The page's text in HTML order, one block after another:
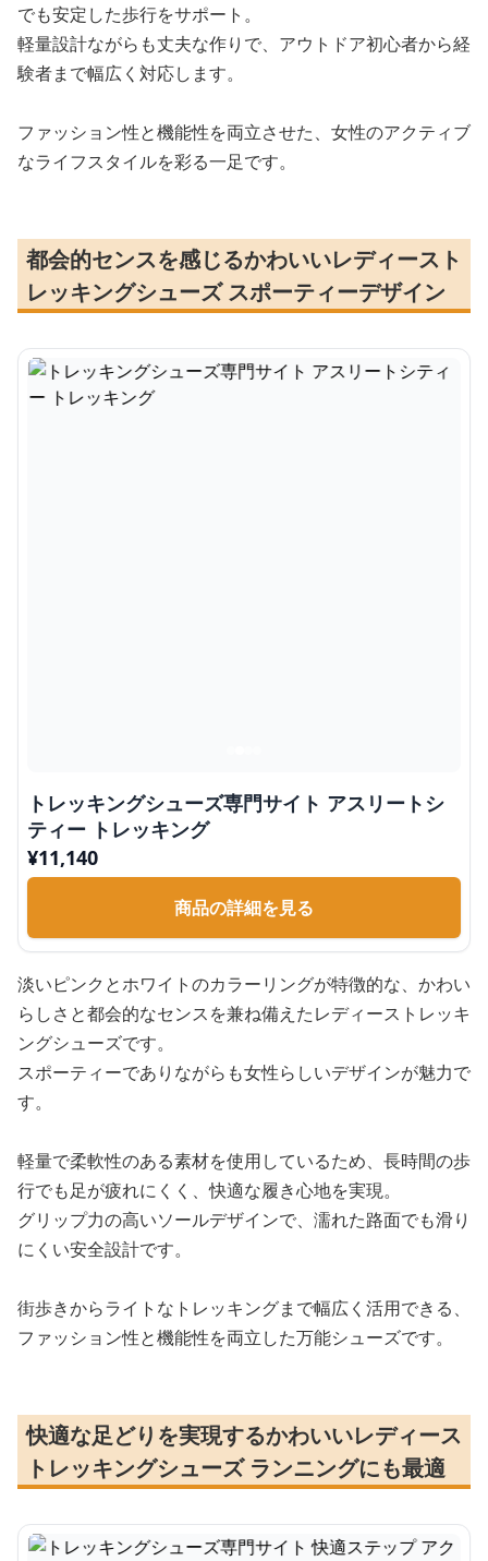
でも安定した歩行をサポート。
軽量設計ながらも丈夫な作りで、アウトドア初心者から経
験者まで幅広く対応します。
ファッション性と機能性を両立させた、女性のアクティブ
なライフスタイルを彩る一足です。
都会的センスを感じるかわいいレディースト
レッキングシューズ スポーティーデザイン
トレッキングシューズ専門サイト アスリートシ
ティー トレッキング
¥11,140
商品の詳細を見る
淡いピンクとホワイトのカラーリングが特徴的な、かわい
らしさと都会的なセンスを兼ね備えたレディーストレッキ
ングシューズです。
スポーティーでありながらも女性らしいデザインが魅力で
す。
軽量で柔軟性のある素材を使用しているため、長時間の歩
行でも足が疲れにくく、快適な履き心地を実現。
グリップ力の高いソールデザインで、濡れた路面でも滑り
にくい安全設計です。
街歩きからライトなトレッキングまで幅広く活用できる、
ファッション性と機能性を両立した万能シューズです。
快適な足どりを実現するかわいいレディース
トレッキングシューズ ランニングにも最適